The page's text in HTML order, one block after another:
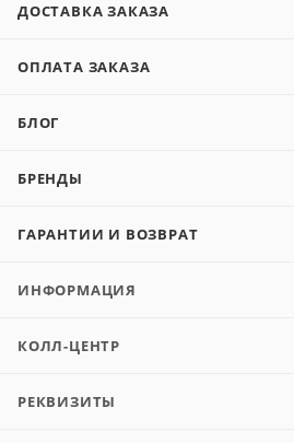
ДОСТАВКА ЗАКАЗА
ОПЛАТА ЗАКАЗА
БЛОГ
БРЕНДЫ
ГАРАНТИИ И ВОЗВРАТ
ИНФОРМАЦИЯ
КОЛЛ-ЦЕНТР
РЕКВИЗИТЫ